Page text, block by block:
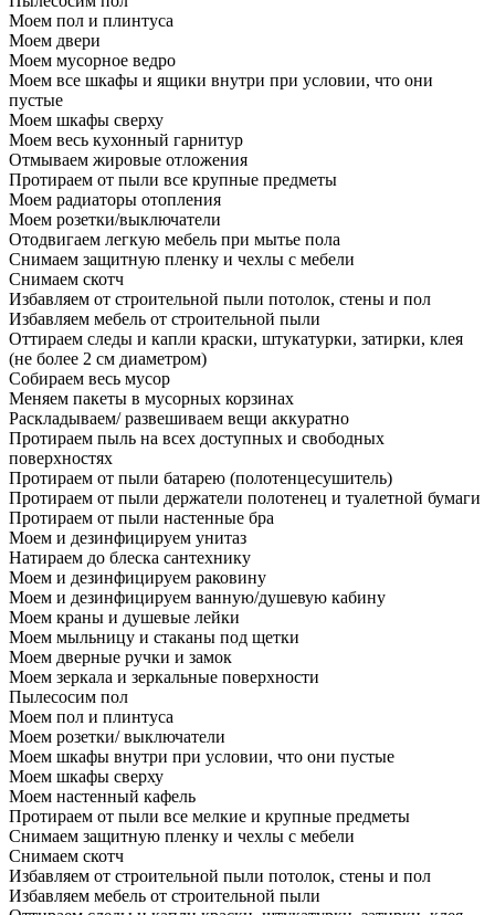
Моем пол и плинтуса
Моем двери
Моем мусорное ведро
Моем все шкафы и ящики внутри при условии, что они
пустые
Моем шкафы сверху
Моем весь кухонный гарнитур
Отмываем жировые отложения
Протираем от пыли все крупные предметы
Моем радиаторы отопления
Моем розетки/выключатели
Отодвигаем легкую мебель при мытье пола
Снимаем защитную пленку и чехлы с мебели
Снимаем скотч
Избавляем от строительной пыли потолок, стены и пол
Избавляем мебель от строительной пыли
Оттираем следы и капли краски, штукатурки, затирки, клея
(не более 2 см диаметром)
Собираем весь мусор
Меняем пакеты в мусорных корзинах
Раскладываем/ развешиваем вещи аккуратно
Протираем пыль на всех доступных и свободных
поверхностях
Протираем от пыли батарею (полотенцесушитель)
Протираем от пыли держатели полотенец и туалетной бумаги
Протираем от пыли настенные бра
Моем и дезинфицируем унитаз
Натираем до блеска сантехнику
Моем и дезинфицируем раковину
Моем и дезинфицируем ванную/душевую кабину
Моем краны и душевые лейки
Моем мыльницу и стаканы под щетки
Моем дверные ручки и замок
Моем зеркала и зеркальные поверхности
Пылесосим пол
Моем пол и плинтуса
Моем розетки/ выключатели
Моем шкафы внутри при условии, что они пустые
Моем шкафы сверху
Моем настенный кафель
Протираем от пыли все мелкие и крупные предметы
Снимаем защитную пленку и чехлы с мебели
Снимаем скотч
Избавляем от строительной пыли потолок, стены и пол
Избавляем мебель от строительной пыли